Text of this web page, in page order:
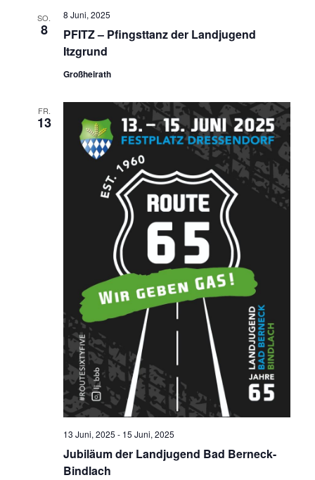
SO.
8
PFITZ – Pfingsttanz der Landjugend
Itzgrund
8 Juni, 2025
Großheirath
FR.
13
Jubiläum der Landjugend Bad Berneck-
Bindlach
13 Juni, 2025 - 15 Juni, 2025